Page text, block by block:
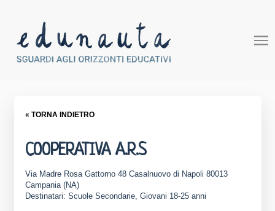
« TORNA INDIETRO
COOPERATIVA A.R.S
Via Madre Rosa Gattorno 48 Casalnuovo di Napoli 80013
Campania (NA)
Destinatari: Scuole Secondarie, Giovani 18-25 anni